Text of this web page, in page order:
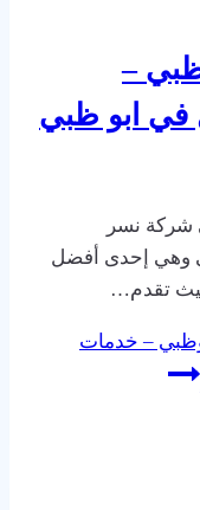
–
في ابو ظبي
شركة نسر
وهي إحدى أفضل
تقدم…
– خدمات